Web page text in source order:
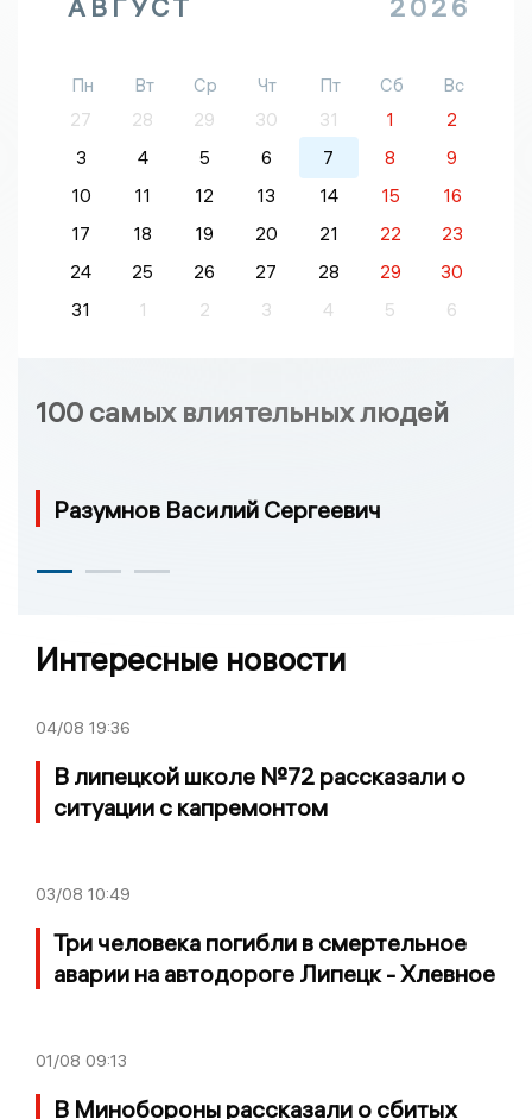
АВГУСТ 2026
Пн Вт Ср Чт Пт Сб
Вс
27
28 29 30 31 1
2
3
4 5 6 7 8
9
10
11 12 13 14 15
16
17
18 19 20 21 22
23
24
25 26 27 28 29
30
31
1 2 3 4 5 6
100 самых влиятельных людей
Разумнов Василий Сергеевич
Интересные новости
04/08 19:36
В липецкой школе №72 рассказали о
ситуации с капремонтом
03/08 10:49
Три человека погибли в смертельное
аварии на автодороге Липецк - Хлевное
01/08 09:13
В Минобороны рассказали о сбитых